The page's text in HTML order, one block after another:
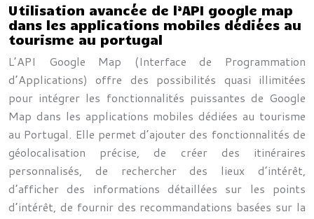
Utilisation avancée de l’API google map
dans les applications mobiles dédiées au
tourisme au portugal
L’API Google Map (Interface de Programmation
d’Applications) offre des possibilités quasi illimitées
pour intégrer les fonctionnalités puissantes de Google
Map dans les applications mobiles dédiées au tourisme
au Portugal. Elle permet d’ajouter des fonctionnalités de
géolocalisation précise, de créer des itinéraires
personnalisés, de rechercher des lieux d’intérêt,
d’afficher des informations détaillées sur les points
d’intérêt, de fournir des recommandations basées sur la